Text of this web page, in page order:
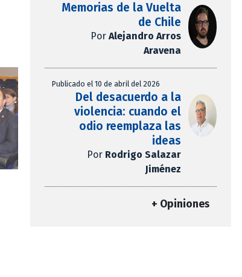
Memorias de la Vuelta
de Chile
Por Alejandro Arros
Aravena
Publicado el 10 de abril del 2026
Del desacuerdo a la
violencia: cuando el
odio reemplaza las
ideas
Por Rodrigo Salazar
Jiménez
+ Opiniones